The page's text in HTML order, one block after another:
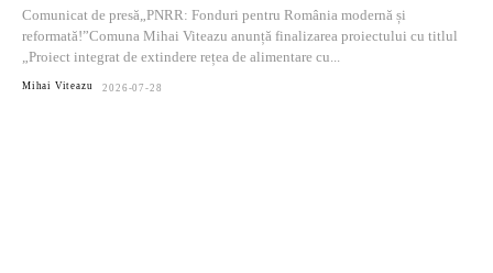
Comunicat de presă„PNRR: Fonduri pentru România modernă și
reformată!”Comuna Mihai Viteazu anunță finalizarea proiectului cu titlul
„Proiect integrat de extindere rețea de alimentare cu...
Mihai Viteazu 2026-07-28